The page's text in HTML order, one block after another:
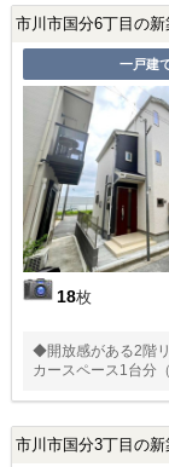
市川市国分6丁目の
一戸建
18枚
◆開放感がある2階
カースペース1台分
市川市国分3丁目の